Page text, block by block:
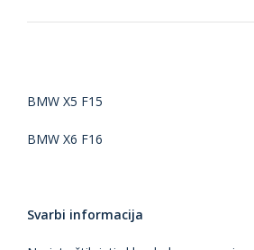
BMW X5 F15
BMW X6 F16
Svarbi informacija